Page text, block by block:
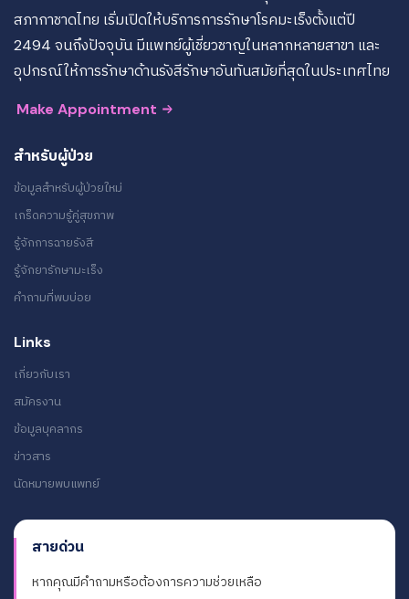
สภากาชาดไทย เริ่มเปิดให้บริการการรักษาโรคมะเร็งตั้งแต่ปี
2494 จนถึงปัจจุบัน มีแพทย์ผู้เชี่ยวชาญในหลากหลายสาขา และ
อุปกรณ์ให้การรักษาด้านรังสีรักษาอันทันสมัยที่สุดในประเทศไทย
Make Appointment
สำหรับผู้ป่วย
ข้อมูลสำหรับผู้ป่วยใหม่
เกร็ดความรู้คู่สุขภาพ
รู้จักการฉายรังสี
รู้จักยารักษามะเร็ง
คำถามที่พบบ่อย
Links
เกี่ยวกับเรา
สมัครงาน
ข้อมูลบุคลากร
ข่าวสาร
นัดหมายพบแพทย์
สายด่วน
หากคุณมีคำถามหรือต้องการความช่วยเหลือ